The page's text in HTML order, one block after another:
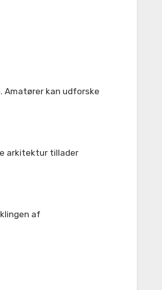
Amatører kan udforske
arkitektur tillader
af